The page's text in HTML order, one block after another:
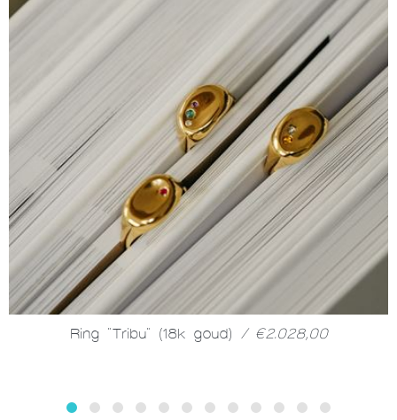
Ring "Tribu" (18k goud) / €2.028,00